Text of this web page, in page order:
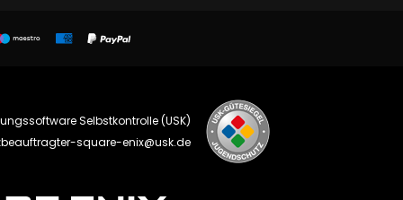
Selbstkontrolle (USK)
square-enix@usk.de